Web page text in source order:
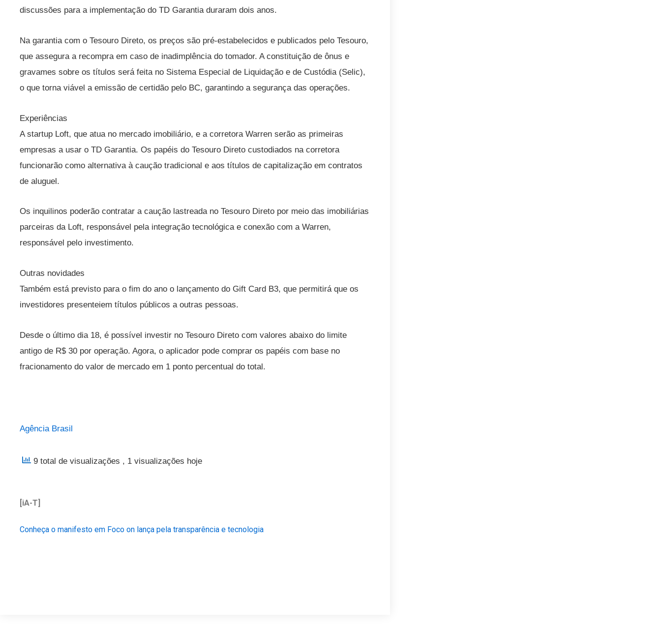
discussões para a implementação do TD Garantia duraram dois anos.
Na garantia com o Tesouro Direto, os preços são pré-estabelecidos e publicados pelo Tesouro,
que assegura a recompra em caso de inadimplência do tomador. A constituição de ônus e
gravames sobre os títulos será feita no Sistema Especial de Liquidação e de Custódia (Selic),
o que torna viável a emissão de certidão pelo BC, garantindo a segurança das operações.
Experiências
A startup Loft, que atua no mercado imobiliário, e a corretora Warren serão as primeiras
empresas a usar o TD Garantia. Os papéis do Tesouro Direto custodiados na corretora
funcionarão como alternativa à caução tradicional e aos títulos de capitalização em contratos
de aluguel.
Os inquilinos poderão contratar a caução lastreada no Tesouro Direto por meio das imobiliárias
parceiras da Loft, responsável pela integração tecnológica e conexão com a Warren,
responsável pelo investimento.
Outras novidades
Também está previsto para o fim do ano o lançamento do Gift Card B3, que permitirá que os
investidores presenteiem títulos públicos a outras pessoas.
Desde o último dia 18, é possível investir no Tesouro Direto com valores abaixo do limite
antigo de R$ 30 por operação. Agora, o aplicador pode comprar os papéis com base no
fracionamento do valor de mercado em 1 ponto percentual do total.
Agência Brasil
9 total de visualizações , 1 visualizações hoje
[iA-T]
Conheça o manifesto em Foco on lança pela transparência e tecnologia